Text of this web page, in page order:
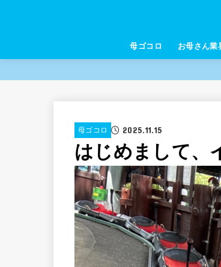
母ゴコロ お母さん業
母ゴコロ 2025.11.15
はじめまして、